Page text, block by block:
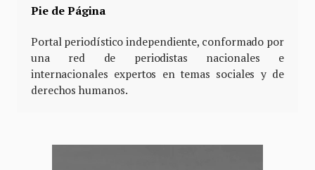
Pie de Página
Portal periodístico independiente, conformado por
una red de periodistas nacionales e
internacionales expertos en temas sociales y de
derechos humanos.